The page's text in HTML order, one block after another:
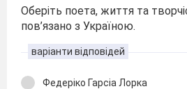
Оберіть поета, життя та
пов’язано з Україною.
варіанти відповідей
Федеріко Гарсіа Лорка